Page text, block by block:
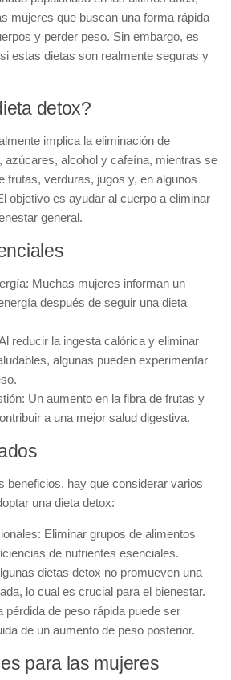
mujeres que buscan una forma rápida
y perder peso. Sin embargo, es
estas dietas son realmente seguras y
detox?
implica la eliminación de
azúcares, alcohol y cafeína, mientras se
frutas, verduras, jugos y, en algunos
objetivo es ayudar al cuerpo a eliminar
general.
Muchas mujeres informan un
después de seguir una dieta
reducir la ingesta calórica y eliminar
algunas pueden experimentar
Un aumento en la fibra de frutas y
a una mejor salud digestiva.
beneficios, hay que considerar varios
una dieta detox:
Eliminar grupos de alimentos
de nutrientes esenciales.
dietas detox no promueven una
lo cual es crucial para el bienestar.
pérdida de peso rápida puede ser
de un aumento de peso posterior.
para las mujeres